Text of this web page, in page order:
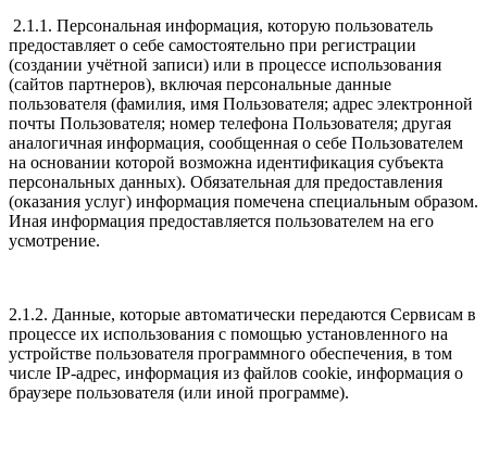
2.1.1. Персональная информация, которую пользователь
предоставляет о себе самостоятельно при регистрации
(создании учётной записи) или в процессе использования
(сайтов партнеров), включая персональные данные
пользователя (фамилия, имя Пользователя; адрес электронной
почты Пользователя; номер телефона Пользователя; другая
аналогичная информация, сообщенная о себе Пользователем
на основании которой возможна идентификация субъекта
персональных данных). Обязательная для предоставления
(оказания услуг) информация помечена специальным образом.
Иная информация предоставляется пользователем на его
усмотрение.
2.1.2. Данные, которые автоматически передаются Сервисам в
процессе их использования с помощью установленного на
устройстве пользователя программного обеспечения, в том
числе IP-адрес, информация из файлов cookie, информация о
браузере пользователя (или иной программе).